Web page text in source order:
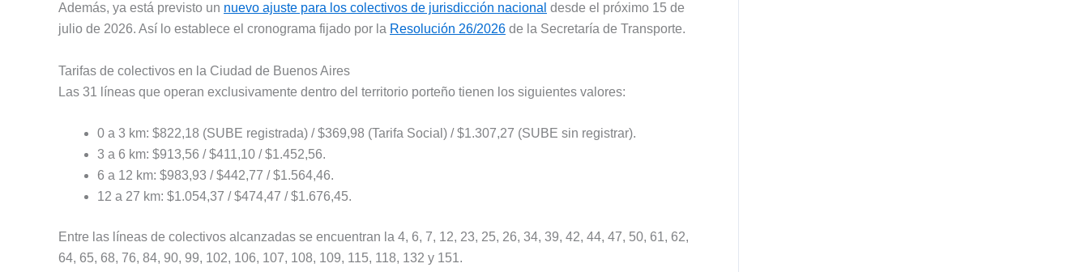
Además, ya está previsto un nuevo ajuste para los colectivos de jurisdicción nacional desde el próximo 15 de
julio de 2026. Así lo establece el cronograma fijado por la Resolución 26/2026 de la Secretaría de Transporte.
Tarifas de colectivos en la Ciudad de Buenos Aires
Las 31 líneas que operan exclusivamente dentro del territorio porteño tienen los siguientes valores:
0 a 3 km: $822,18 (SUBE registrada) / $369,98 (Tarifa Social) / $1.307,27 (SUBE sin registrar).
3 a 6 km: $913,56 / $411,10 / $1.452,56.
6 a 12 km: $983,93 / $442,77 / $1.564,46.
12 a 27 km: $1.054,37 / $474,47 / $1.676,45.
Entre las líneas de colectivos alcanzadas se encuentran la 4, 6, 7, 12, 23, 25, 26, 34, 39, 42, 44, 47, 50, 61, 62,
64, 65, 68, 76, 84, 90, 99, 102, 106, 107, 108, 109, 115, 118, 132 y 151.